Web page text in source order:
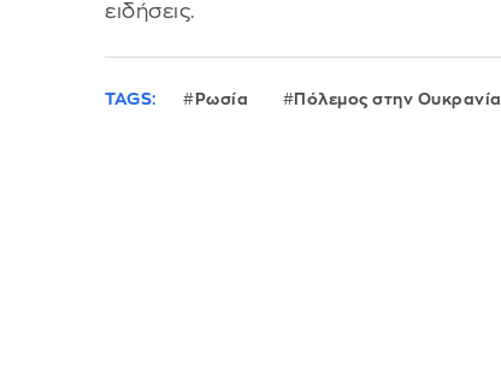
ειδήσεις.
TAGS: Ρωσία Πόλεμος στην Ουκρανία